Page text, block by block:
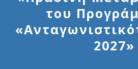
του
2027»